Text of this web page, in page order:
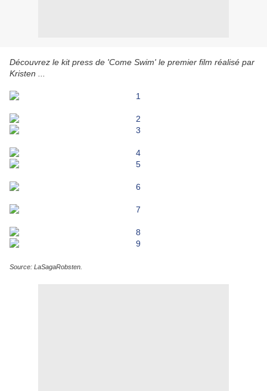
Découvrez le kit press de 'Come Swim' le premier film réalisé par
Kristen ...
Source: LaSagaRobsten.